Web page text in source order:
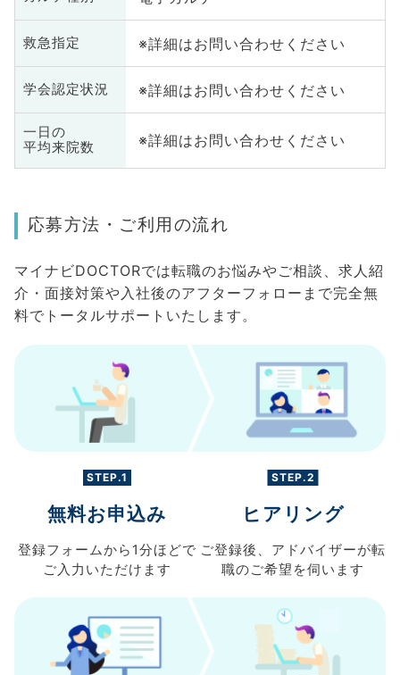
救急指定 ※詳細はお問い合わせください
学会認定状況 ※詳細はお問い合わせください
一日の
平均来院数
※詳細はお問い合わせください
応募方法・ご利用の流れ
マイナビDOCTORでは転職のお悩みやご相談、求人紹
介・面接対策や入社後のアフターフォローまで完全無
料でトータルサポートいたします。
STEP.1
無料お申込み
登録フォームから 1分ほどで
ご入力 いただけます
STEP.2
ヒアリング
ご登録後、 アドバイザーが転
職のご希望を伺います